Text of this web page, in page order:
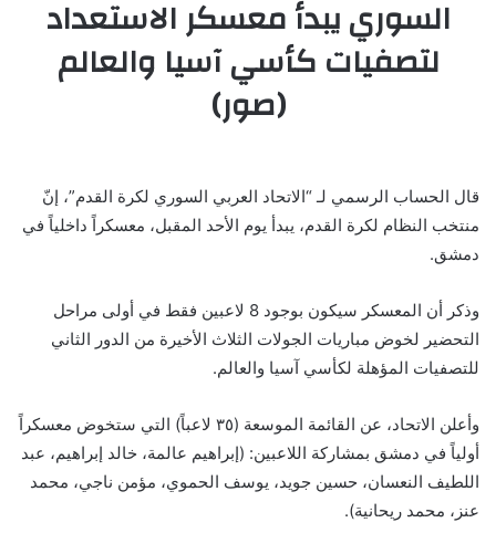
السوري يبدأ معسكر الاستعداد
لتصفيات كأسي آسيا والعالم
(صور)
قال الحساب الرسمي لـ “الاتحاد العربي السوري لكرة القدم”، إنّ
منتخب النظام لكرة القدم، يبدأ يوم الأحد المقبل، معسكراً داخلياً في
دمشق.
وذكر أن المعسكر سيكون بوجود 8 لاعبين فقط في أولى مراحل
التحضير لخوض مباريات الجولات الثلاث الأخيرة من الدور الثاني
للتصفيات المؤهلة لكأسي آسيا والعالم.
وأعلن الاتحاد، عن القائمة الموسعة (٣٥ لاعباً) التي ستخوض معسكراً
أولياً في دمشق بمشاركة اللاعبين: (إبراهيم عالمة، خالد إبراهيم، عبد
اللطيف النعسان، حسين جويد، يوسف الحموي، مؤمن ناجي، محمد
عنز، محمد ريحانية).